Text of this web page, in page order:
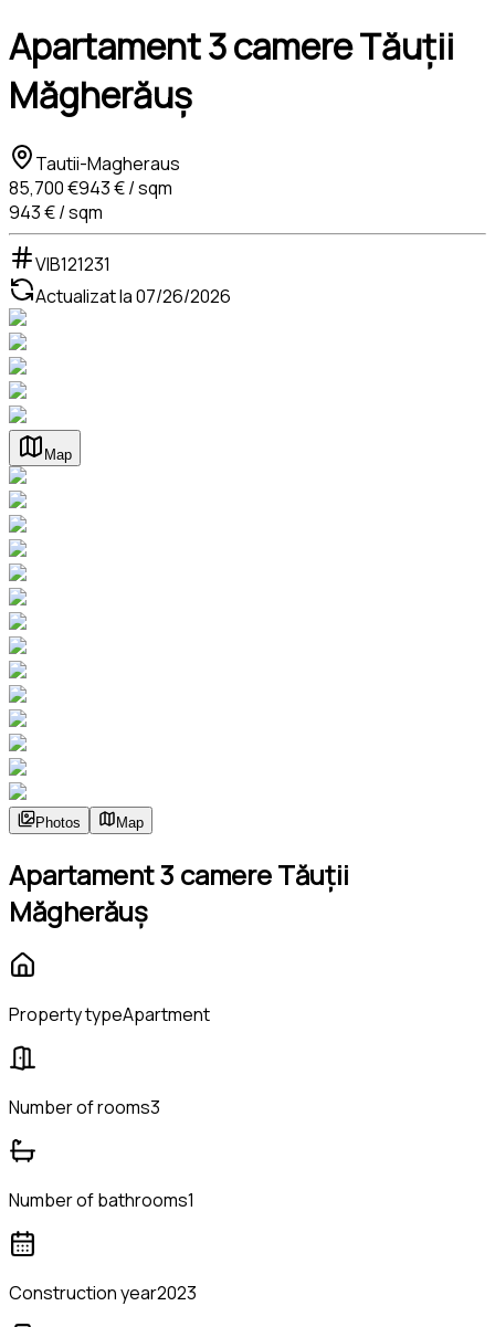
Apartament 3 camere Tăuții
Măgherăuș
Tautii-Magheraus
85,700 €943 € / sqm
943 € / sqm
VIB121231
Actualizat la07/26/2026
Map
Photos Map
Apartament 3 camere Tăuții
Măgherăuș
Property typeApartment
Number of rooms3
Number of bathrooms1
Construction year2023